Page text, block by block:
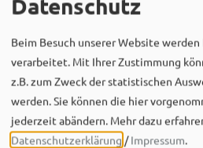
Bergwaldtheater
06. August um 18:08 via
Sei wie Luisa & Chiara!
Komm am 08.08. ins
neuen Ohrwurm. 🎤✨
Beim Besuch unserer Website
verarbeitet. Mit Ihrer Zustimmung
z.B. zum Zweck der statistischen
werden. Sie können die hier
jederzeit abändern. Mehr dazu
Datenschutzerklärung /Impressum.